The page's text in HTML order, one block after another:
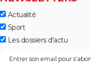
Actualité
Sport
Les dossiers d'actu